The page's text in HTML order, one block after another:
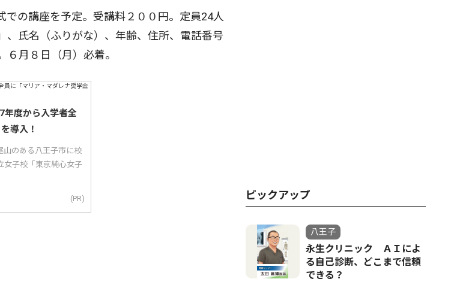
の講座を予定。受講料２００円。定員24人
、氏名（ふりがな）、年齢、住所、電話番号
月８日（月）必着。
年度から入学者全
導入！
山のある八王子市に校
女子校「東京純心女子
(PR) ピックアップ
八王子
永生クリニック ＡＩによ
る自己診断、どこまで信頼
できる？